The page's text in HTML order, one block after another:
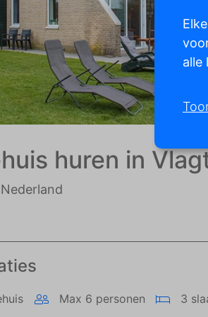
huren in
Max 6 personen 3
alle